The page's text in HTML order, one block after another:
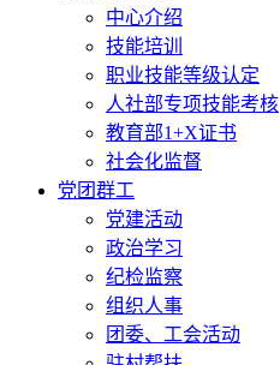
中心介绍
技能培训
职业技能等级认定
人社部专项技能考核
教育部1+X证书
社会化监督
党团群工
党建活动
政治学习
纪检监察
组织人事
团委、工会活动